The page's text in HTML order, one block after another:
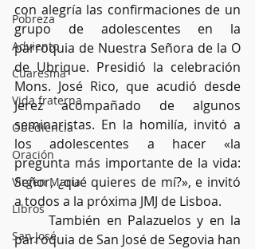
Pobreza
Adviento
Cuaresma
Vida fraterna
Obediencia
Oración
Virgen María
Libros
San José
con alegría las confirmaciones de un
grupo de adolescentes en la
parroquia de Nuestra Señora de la O
de Ubrique. Presidió la celebración
Mons. José Rico, que acudió desde
Jerez acompañado de algunos
seminaristas. En la homilía, invitó a
los adolescentes a hacer «la
pregunta más importante de la vida:
Señor, ¿qué quieres de mí?», e invitó
a todos a la próxima JMJ de Lisboa.
	También en Palazuelos y en la
parroquia de San José de Segovia han